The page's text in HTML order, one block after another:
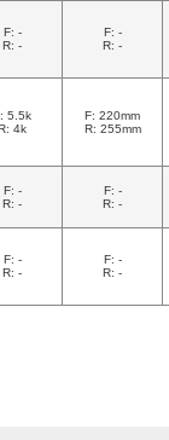
F: -
R: -
F: -
R: -
5.5k
4k
F: 220mm
R: 255mm
F: -
R: -
F: -
R: -
F: -
R: -
F: -
R: -